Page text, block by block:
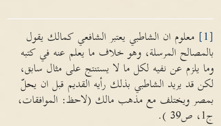
[1]
معلوم ان الشاطبي يعتبر الشافعي كمالك يقول
بالمصالح المرسلة، وهو خلاف ما يعلم عنه في كتبه
وما يلزم عن نفيه لكل ما لا يستنتج على مثال سابق،
لكن قد يريد الشاطبي بذلك رأيه القديم قبل ان يحلّ
بمصر ويختلف مع مذهب مالك (لاحظ: الموافقات،
ج1، ص39 ).